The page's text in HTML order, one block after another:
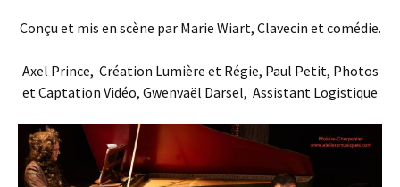
Conçu et mis en scène par Marie Wiart, Clavecin et comédie.
Axel Prince, Création Lumière et Régie, Paul Petit, Photos
et Captation Vidéo, Gwenvaël Darsel, Assistant Logistique